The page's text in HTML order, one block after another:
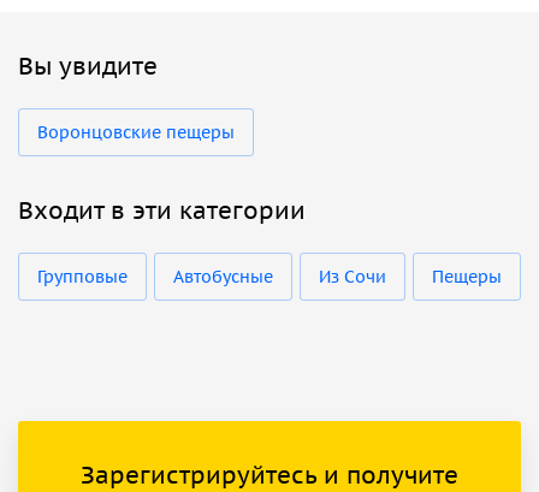
Вы увидите
Воронцовские пещеры
Входит в эти категории
Групповые Автобусные Из Сочи Пещеры
Зарегистрируйтесь и получите